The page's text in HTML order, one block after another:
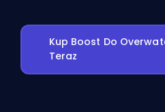
Kup Boost Do
Teraz